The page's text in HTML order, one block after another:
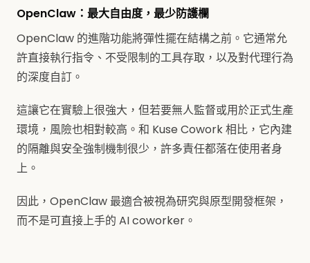
OpenClaw：最大自由度，最少防護欄
OpenClaw 的進階功能將彈性擺在結構之前。它通常允
許直接執行指令、不受限制的工具存取，以及對代理行為
的深度自訂。
這讓它在實驗上很強大，但若要無人監督或用於正式生產
環境，風險也相對較高。和 Kuse Cowork 相比，它內建
的隔離與安全強制機制很少，許多責任都落在使用者身
上。
因此，OpenClaw 最適合被視為研究與原型開發框架，
而不是可直接上手的 AI coworker。